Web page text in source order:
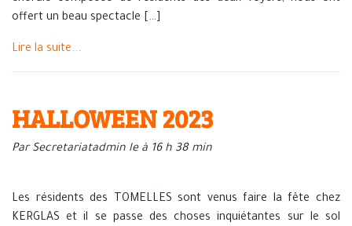
offert un beau spectacle […]
Lire la suite...
HALLOWEEN 2023
Par Secretariatadmin le à 16 h 38 min
Les résidents des TOMELLES sont venus faire la fête chez
KERGLAS et il se passe des choses inquiétantes sur le sol